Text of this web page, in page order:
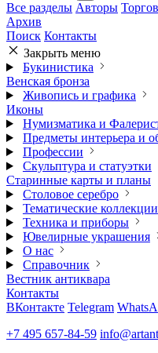
Все разделы Авторы
Архив
Поиск Контакты
Закрыть меню
Букинистика
Венская бронза
Живопись и графика
Иконы
Нумизматика и
Предметы интерьера и
Профессии
Скульптура и статуэтки
Старинные карты и планы
Столовое серебро
Тематические коллекции
Техника и приборы
Ювелирные украшения
О нас
Справочник
Вестник антиквара
Контакты
ВКонтакте Telegram
+7 495 657-84-59